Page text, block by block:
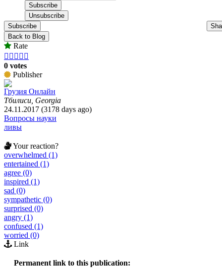
Subscribe
Back to Blog
Rate
    
0 votes
Publisher
Грузия Онлайн
Тбилиси, Georgia
24.11.2017 (3178 days ago)
Вопросы науки
ливы
Your reaction?
overwhelmed (1)
entertained (1)
agree (0)
inspired (1)
sad (0)
sympathetic (0)
surprised (0)
angry (1)
confused (1)
worried (0)
Link
Permanent link to this publication: